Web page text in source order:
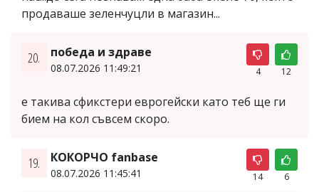
продаваше зеленчуцли в магазин...
20. победа и здраве
08.07.2026 11:49:21 4 12
е такива сфикстери еврогейски като теб ще ги
бием на кол съвсем скоро.
19. КОКОРЧО fanbase
08.07.2026 11:45:41 14 6